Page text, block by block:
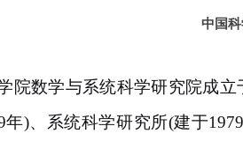
中国
院数学与系统科学研究院成立
年)、系统科学研究所(建于1979